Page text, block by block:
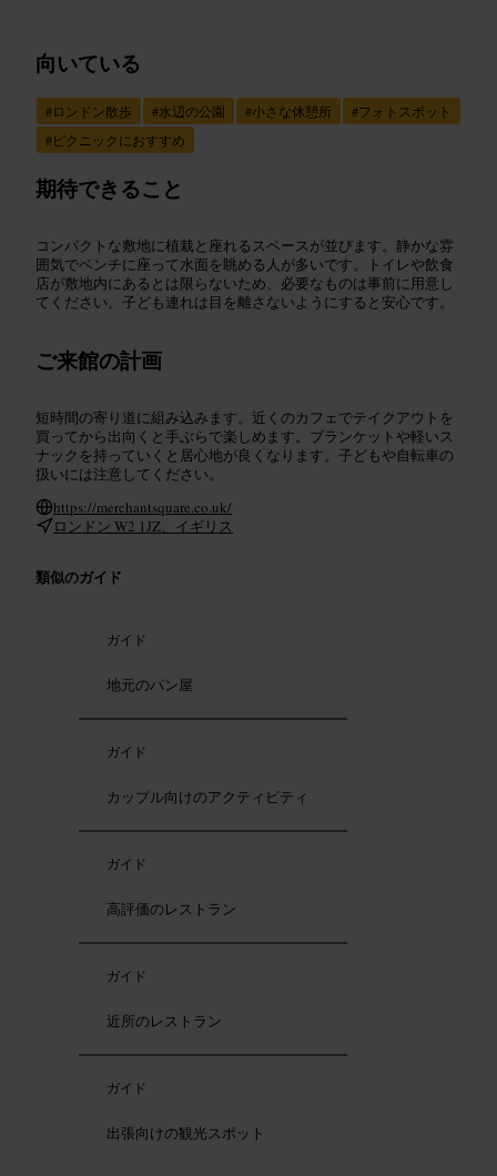
向いている
#ロンドン散歩 #水辺の公園 #小さな休憩所 #フォトスポット
#ピクニックにおすすめ
期待できること
コンパクトな敷地に植栽と座れるスペースが並びます。静かな雰
囲気でベンチに座って水面を眺める人が多いです。トイレや飲食
店が敷地内にあるとは限らないため、必要なものは事前に用意し
てください。子ども連れは目を離さないようにすると安心です。
ご来館の計画
短時間の寄り道に組み込みます。近くのカフェでテイクアウトを
買ってから出向くと手ぶらで楽しめます。ブランケットや軽いス
ナックを持っていくと居心地が良くなります。子どもや自転車の
扱いには注意してください。
https://merchantsquare.co.uk/
ロンドン W2 1JZ、イギリス
類似のガイド
ガイド
地元のパン屋
ガイド
カップル向けのアクティビティ
ガイド
高評価のレストラン
ガイド
近所のレストラン
ガイド
出張向けの観光スポット